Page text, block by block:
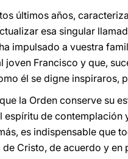
últimos años,
esa singular
impulsado a vuestra
joven Francisco y que,
él se digne inspiraros,
la Orden conserve su
espíritu de contemplación
es indispensable que
de Cristo, de acuerdo y